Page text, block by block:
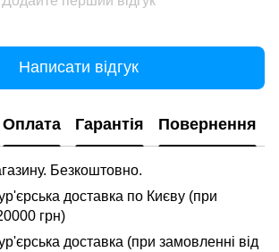
Написати відгук
Оплата Гарантія Повернення
Безкоштовно.
доставка по Києву (при
грн)
доставка (при замовленні від